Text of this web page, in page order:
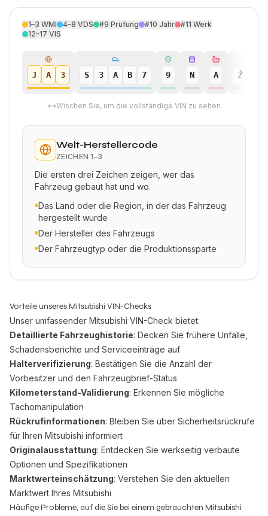
1–3 WMI 4–8 VDS #9 Prüfung #10 Jahr #11 Werk
12–17 VIS
J A 3 S 3 A B 7 9 N A 2
Wischen Sie, um die vollständige VIN zu sehen
Welt-Herstellercode
ZEICHEN 1–3
Die ersten drei Zeichen zeigen, wer das
Fahrzeug gebaut hat und wo.
Das Land oder die Region, in der das Fahrzeug
hergestellt wurde
Der Hersteller des Fahrzeugs
Der Fahrzeugtyp oder die Produktionssparte
Vorteile unseres Mitsubishi VIN-Checks
Unser umfassender Mitsubishi VIN-Check bietet:
Detaillierte Fahrzeughistorie: Decken Sie frühere Unfälle,
Schadensberichte und Serviceeinträge auf
Halterverifizierung: Bestätigen Sie die Anzahl der
Vorbesitzer und den Fahrzeugbrief-Status
Kilometerstand-Validierung: Erkennen Sie mögliche
Tachomanipulation
Rückrufinformationen: Bleiben Sie über Sicherheitsrückrufe
für Ihren Mitsubishi informiert
Originalausstattung: Entdecken Sie werkseitig verbaute
Optionen und Spezifikationen
Marktwerteinschätzung: Verstehen Sie den aktuellen
Marktwert Ihres Mitsubishi
Häufige Probleme, auf die Sie bei einem gebrauchten Mitsubishi